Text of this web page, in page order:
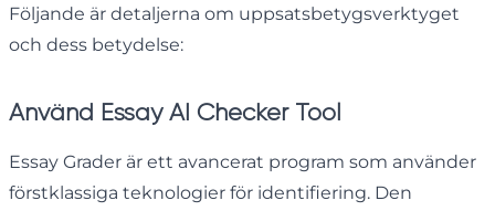
Följande är detaljerna om uppsatsbetygsverktyget
och dess betydelse:
Använd Essay AI Checker Tool
Essay Grader är ett avancerat program som använder
förstklassiga teknologier för identifiering. Den